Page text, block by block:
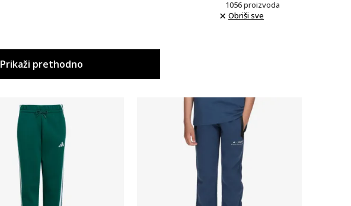
1056proizvoda
Obriši sve
Prikaži prethodno
Uporedi Uporedi